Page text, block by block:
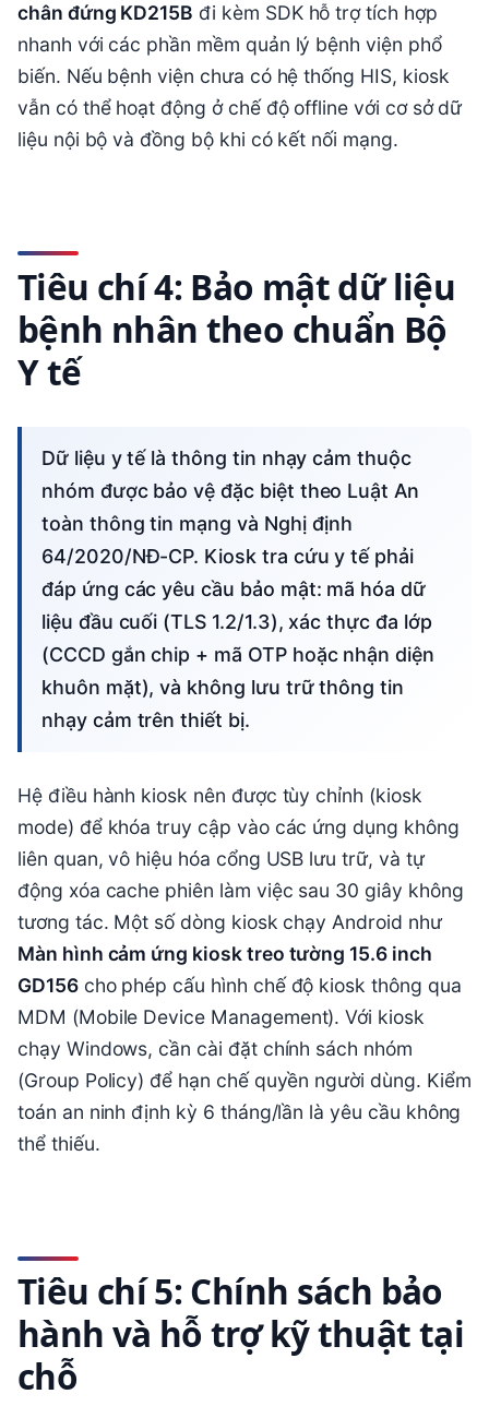
chân đứng KD215B đi kèm SDK hỗ trợ tích hợp
nhanh với các phần mềm quản lý bệnh viện phổ
biến. Nếu bệnh viện chưa có hệ thống HIS, kiosk
vẫn có thể hoạt động ở chế độ offline với cơ sở dữ
liệu nội bộ và đồng bộ khi có kết nối mạng.
Tiêu chí 4: Bảo mật dữ liệu
bệnh nhân theo chuẩn Bộ
Y tế
Dữ liệu y tế là thông tin nhạy cảm thuộc
nhóm được bảo vệ đặc biệt theo Luật An
toàn thông tin mạng và Nghị định
64/2020/NĐ-CP. Kiosk tra cứu y tế phải
đáp ứng các yêu cầu bảo mật: mã hóa dữ
liệu đầu cuối (TLS 1.2/1.3), xác thực đa lớp
(CCCD gắn chip + mã OTP hoặc nhận diện
khuôn mặt), và không lưu trữ thông tin
nhạy cảm trên thiết bị.
Hệ điều hành kiosk nên được tùy chỉnh (kiosk
mode) để khóa truy cập vào các ứng dụng không
liên quan, vô hiệu hóa cổng USB lưu trữ, và tự
động xóa cache phiên làm việc sau 30 giây không
tương tác. Một số dòng kiosk chạy Android như
Màn hình cảm ứng kiosk treo tường 15.6 inch
GD156cho phép cấu hình chế độ kiosk thông qua
MDM (Mobile Device Management). Với kiosk
chạy Windows, cần cài đặt chính sách nhóm
(Group Policy) để hạn chế quyền người dùng. Kiểm
toán an ninh định kỳ 6 tháng/lần là yêu cầu không
thể thiếu.
Tiêu chí 5: Chính sách bảo
hành và hỗ trợ kỹ thuật tại
chỗ